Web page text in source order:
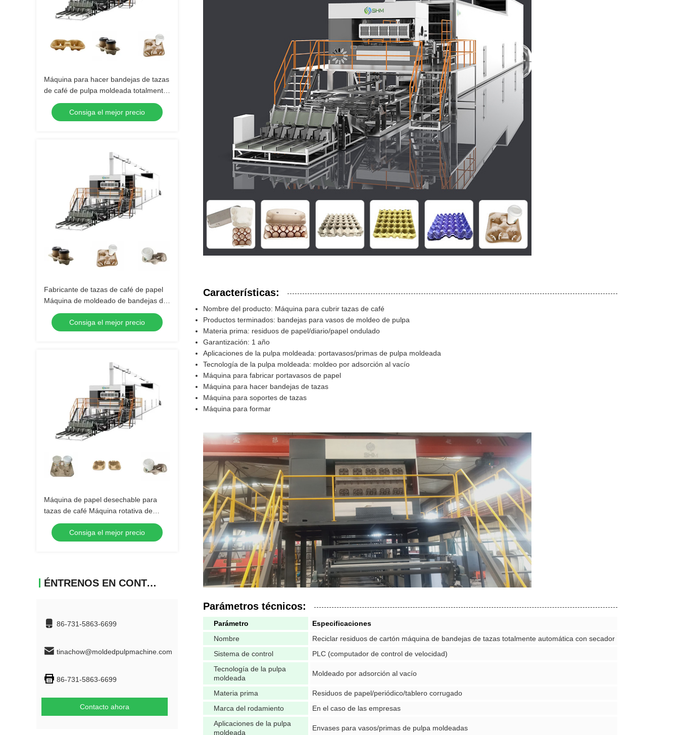
Máquina para hacer bandejas de tazas
de café de pulpa moldeada totalmente
automática CE
Consiga el mejor precio
Fabricante de tazas de café de papel
Máquina de moldeado de bandejas de
tazas totalmente automática
Consiga el mejor precio
Máquina de papel desechable para
tazas de café Máquina rotativa de
moldeo de celulosa
Consiga el mejor precio
ÉNTRENOS EN CONTACTO CON
86-731-5863-6699
tinachow@moldedpulpmachine.com
86-731-5863-6699
Contacto ahora
Características:
Nombre del producto: Máquina para cubrir tazas de café
Productos terminados: bandejas para vasos de moldeo de pulpa
Materia prima: residuos de papel/diario/papel ondulado
Garantización: 1 año
Aplicaciones de la pulpa moldeada: portavasos/primas de pulpa moldeada
Tecnología de la pulpa moldeada: moldeo por adsorción al vacío
Máquina para fabricar portavasos de papel
Máquina para hacer bandejas de tazas
Máquina para soportes de tazas
Máquina para formar
Parámetros técnicos:
Parámetro
Especificaciones
Nombre
Reciclar residuos de cartón máquina de bandejas de tazas totalmente automática con secador
Sistema de control
PLC (computador de control de velocidad)
Tecnología de la pulpa
moldeada
Moldeado por adsorción al vacío
Materia prima
Residuos de papel/periódico/tablero corrugado
Marca del rodamiento
En el caso de las empresas
Aplicaciones de la pulpa
moldeada
Envases para vasos/primas de pulpa moldeadas